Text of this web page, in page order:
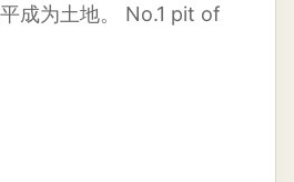
成为土地。 No.1 pit of